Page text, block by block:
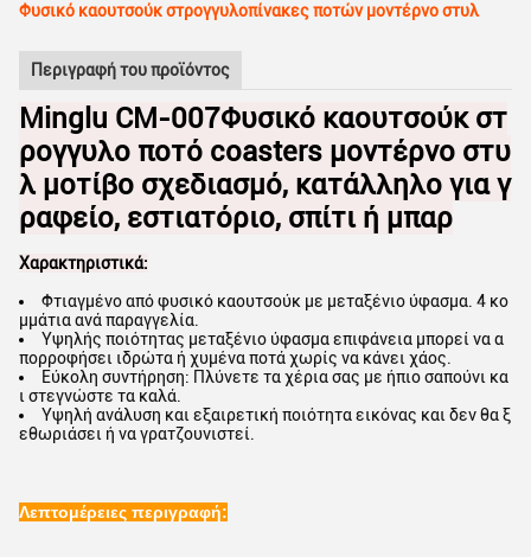
Φυσικό καουτσούκ στρογγυλοπίνακες ποτών μοντέρνο στυλ
Περιγραφή του προϊόντος
Minglu CM-007Φυσικό καουτσούκ στ
ρογγυλο ποτό coasters μοντέρνο στυ
λ μοτίβο σχεδιασμό, κατάλληλο για γ
ραφείο, εστιατόριο, σπίτι ή μπαρ
Χαρακτηριστικά:
Φτιαγμένο από φυσικό καουτσούκ με μεταξένιο ύφασμα. 4 κο
μμάτια ανά παραγγελία.
Υψηλής ποιότητας μεταξένιο ύφασμα επιφάνεια μπορεί να α
πορροφήσει ιδρώτα ή χυμένα ποτά χωρίς να κάνει χάος.
Εύκολη συντήρηση: Πλύνετε τα χέρια σας με ήπιο σαπούνι κα
ι στεγνώστε τα καλά.
Υψηλή ανάλυση και εξαιρετική ποιότητα εικόνας και δεν θα ξ
εθωριάσει ή να γρατζουνιστεί.
Λεπτομέρειες περιγραφή: